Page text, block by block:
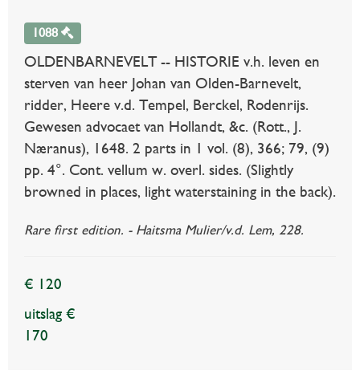
1088
OLDENBARNEVELT -- HISTORIE v.h. leven en
sterven van heer Johan van Olden-Barnevelt,
ridder, Heere v.d. Tempel, Berckel, Rodenrijs.
Gewesen advocaet van Hollandt, &c. (Rott., J.
Næranus), 1648. 2 parts in 1 vol. (8), 366; 79, (9)
pp. 4°. Cont. vellum w. overl. sides. (Slightly
browned in places, light waterstaining in the back).
Rare first edition. - Haitsma Mulier/v.d. Lem, 228.
€ 120
uitslag €
170